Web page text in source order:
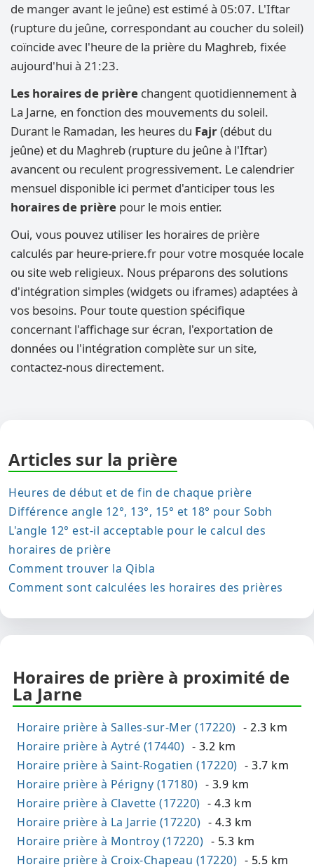
de manger avant le jeûne) est estimé à 05:07. L'Iftar
(rupture du jeûne, correspondant au coucher du soleil)
coïncide avec l'heure de la prière du Maghreb, fixée
aujourd'hui à 21:23.
Les horaires de prière changent quotidiennement à
La Jarne, en fonction des mouvements du soleil.
Durant le Ramadan, les heures du Fajr(début du
jeûne) et du Maghreb (rupture du jeûne à l'Iftar)
avancent ou reculent progressivement. Le calendrier
mensuel disponible ici permet d'anticiper tous les
horaires de prière pour le mois entier.
Oui, vous pouvez utiliser les horaires de prière
calculés par heure-priere.fr pour votre mosquée locale
ou site web religieux. Nous préparons des solutions
d'intégration simples (widgets ou iframes) adaptées à
vos besoins. Pour toute question spécifique
concernant l'affichage sur écran, l'exportation de
données ou l'intégration complète sur un site,
contactez-nous directement.
Articles sur la prière
Heures de début et de fin de chaque prière
Différence angle 12°, 13°, 15° et 18° pour Sobh
L'angle 12° est-il acceptable pour le calcul des
horaires de prière
Comment trouver la Qibla
Comment sont calculées les horaires des prières
Horaires de prière à proximité de
La Jarne
Horaire prière à Salles-sur-Mer (17220) - 2.3 km
Horaire prière à Aytré (17440) - 3.2 km
Horaire prière à Saint-Rogatien (17220) - 3.7 km
Horaire prière à Périgny (17180) - 3.9 km
Horaire prière à Clavette (17220) - 4.3 km
Horaire prière à La Jarrie (17220) - 4.3 km
Horaire prière à Montroy (17220) - 5.3 km
Horaire prière à Croix-Chapeau (17220) - 5.5 km